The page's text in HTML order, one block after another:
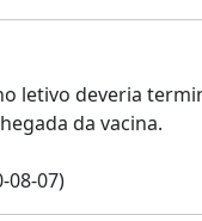
letivo deveria
da vacina.
08-07)